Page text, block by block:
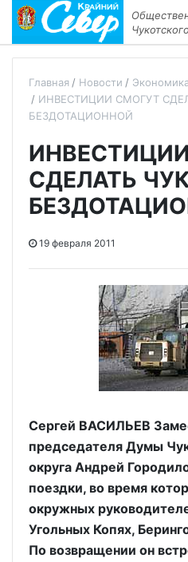
Главная Новости
ИНВЕСТИЦИИ CМОГУТ
БЕЗДОТАЦИОННОЙ
СДЕЛАТЬ
19 февраля 2011
Сергей ВАСИЛЬЕВ
председателя Думы
округа Андрей
поездки, во время
окружных
Угольных Копях,
По возвращении он